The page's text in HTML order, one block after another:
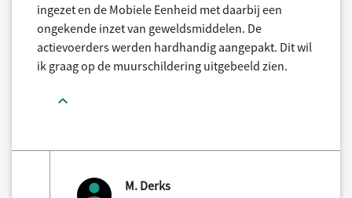
ingezet en de Mobiele Eenheid met daarbij een
ongekende inzet van geweldsmiddelen. De
actievoerders werden hardhandig aangepakt. Dit wil
ik graag op de muurschildering uitgebeeld zien.
M. Derks